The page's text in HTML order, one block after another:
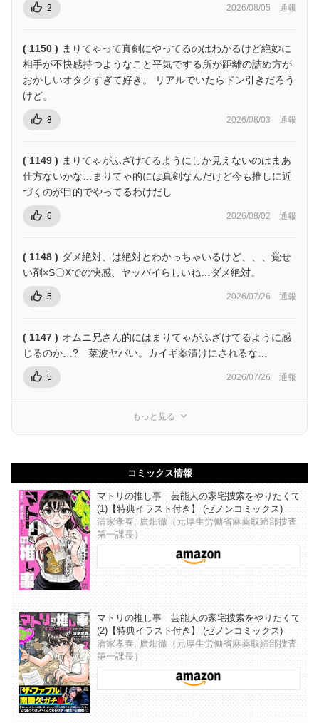
2 2026/08/05 通報
( 1150 ) まりてゃって真剣にやってるのはわかるけど絶妙に
相手が不快感持つようなこと平気でする所が距離の詰め方が
おかしいオタクすぎて好き。 リアルでいたらドン引きだろう
けど。
8 2026/08/03 通報
( 1149 ) まりてゃがふざけてるようにしか見えないのはまあ
仕方ないかな…まりてゃ的には真剣なんだけど今も推しに近
づくのが目的でやってるわけだし
6 2026/08/02 通報
( 1148 ) ダメ絶対、は絶対とわかっちゃいるけど、、、覚せ
い剤×S〇Xでの快感、ヤッバイらしいね…ダメ絶対。
5 2026/07/26 通報
( 1147 ) オムニ兄さん的にはまりてゃがふざけてるように感
じるのか…? 菜波ヤバい。カイギ薬漬けにされるな…
5 2026/07/26 通報
もっと見る
コミックス情報
マトリの推し事 芸能人の家宅捜索をやりたくて
(1)【特典イラスト付き】 (ゼノンコミックス)
清家孝春, 廣畑徹（元厚生労働省麻薬取締部捜査
第一課長）
マトリの推し事 芸能人の家宅捜索をやりたくて
(2)【特典イラスト付き】 (ゼノンコミックス)
清家孝春, 廣畑徹（元厚生労働省麻薬取締部捜査
第一課長）